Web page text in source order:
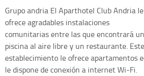
Grupo andria El Aparthotel Club Andria le
ofrece agradables instalaciones
comunitarias entre las que encontrará
piscina al aire libre y un restaurante. Este
establecimiento le ofrece apartamentos
le dispone de conexión a internet Wi-Fi.